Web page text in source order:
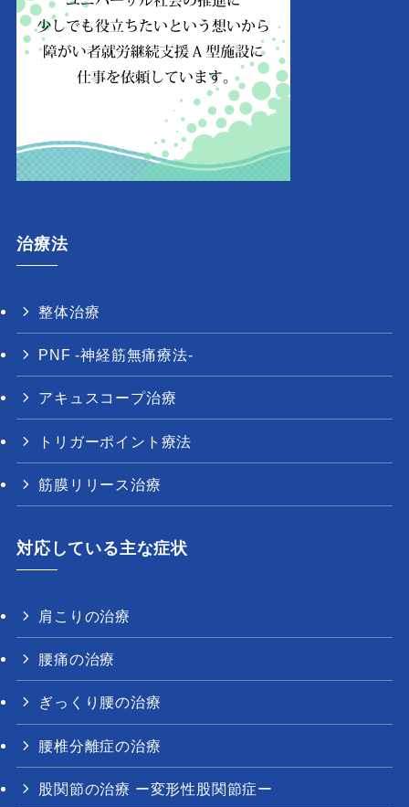
治療法
整体治療
PNF -神経筋無痛療法-
アキュスコープ治療
トリガーポイント療法
筋膜リリース治療
対応している主な症状
肩こりの治療
腰痛の治療
ぎっくり腰の治療
腰椎分離症の治療
股関節の治療 ー変形性股関節症ー